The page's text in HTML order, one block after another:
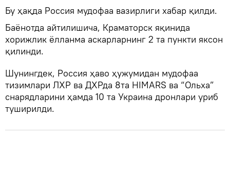
Бу ҳақда Россия мудофаа вазирлиги хабар қилди.
Баёнотда айтилишича, Краматорск яқинида
хорижлик ёлланма аскарларнинг 2 та пункти яксон
қилинди.
Шунингдек, Россия ҳаво ҳужумидан мудофаа
тизимлари ЛХР ва ДХРда 8та HIMARS ва “Ольха”
снарядларини ҳамда 10 та Украина дронлари уриб
туширилди.